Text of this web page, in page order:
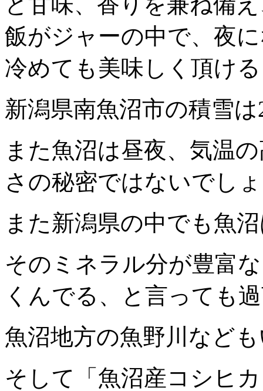
飯がジャーの中で、夜
冷めても美味しく頂け
新潟県南魚沼市の積雪
また魚沼は昼夜、気温
さの秘密ではないでし
また新潟県の中でも魚
そのミネラル分が豊富
くんでる、と言っても
魚沼地方の魚野川など
そして「魚沼産コシヒ